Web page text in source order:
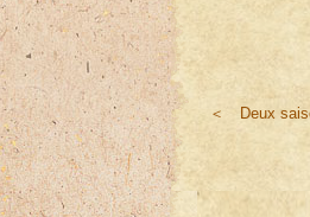
＜ Deux